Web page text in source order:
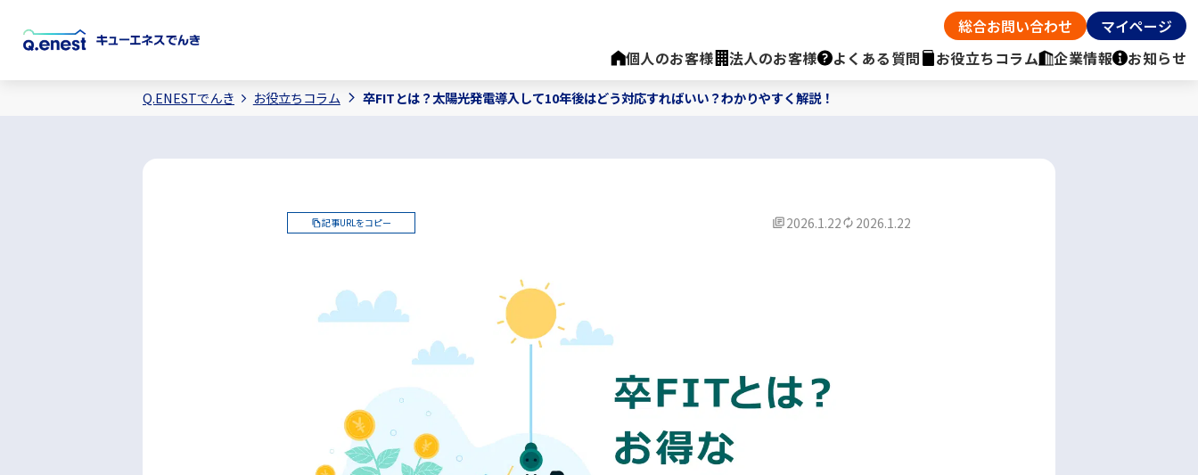
総合お問い合わせ
マイページ
個人のお客様
法人のお客様 よくある質問 お役立ちコラム 企業情報 お知らせ
Q.ENESTでんき お役立ちコラム 卒FITとは？太陽光発電導入して10年後はどう対応すればいい？わかりやすく解説！
記事URLをコピー 2026.1.22 2026.1.22